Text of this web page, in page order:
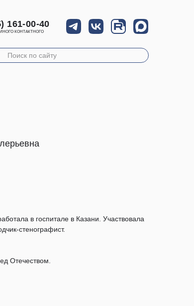
161-00-40
КОНТАКТНОГО
в госпитале в Казани. Участвовала
стенографист.
Отечеством.